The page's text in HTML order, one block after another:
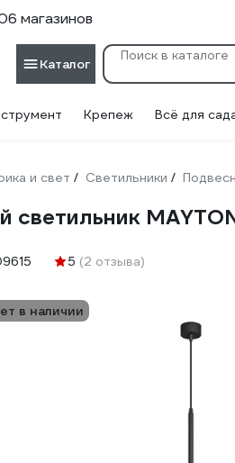
магазинов
Каталог
Крепеж Всё для
и свет / Светильники /
светильник
5 (2 отзыва)
в наличии